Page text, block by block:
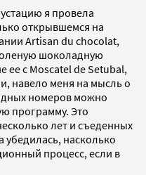
я провела
открывшемся на
Artisan du chocolat,
шоколадную
ее с Moscatel de Setubal,
навело меня на мысль о
номеров можно
программу. Это
лет и съеденных
насколько
процесс, если в